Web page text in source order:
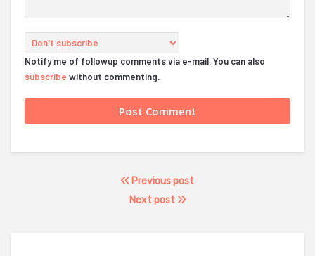
Notify me of followup comments via e-mail. You can also
subscribe without commenting.
Previous post
Next post